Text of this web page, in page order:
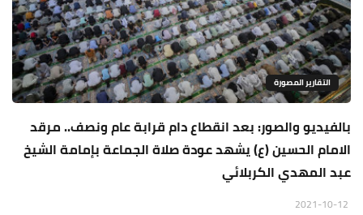
التقارير المصورة
بالفيديو والصور: بعد انقطاع دام قرابة عام ونصف.. مرقد
الامام الحسين (ع) يشهد عودة صلاة الجماعة بإمامة الشيخ
عبد المهدي الكربلائي